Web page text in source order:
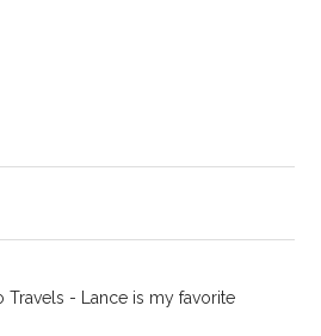
Travels - Lance is my favorite